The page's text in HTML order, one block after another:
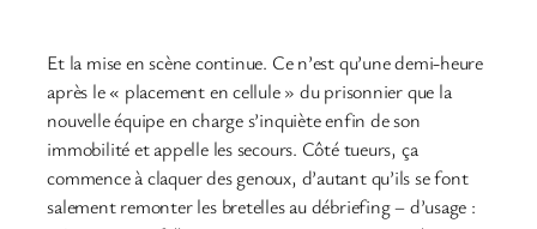
Et la mise en scène continue. Ce n’est qu’une demi-heure
après le « placement en cellule » du prisonnier que la
nouvelle équipe en charge s’inquiète enfin de son
immobilité et appelle les secours. Côté tueurs, ça
commence à claquer des genoux, d’autant qu’ils se font
salement remonter les bretelles au débriefing – d’usage :